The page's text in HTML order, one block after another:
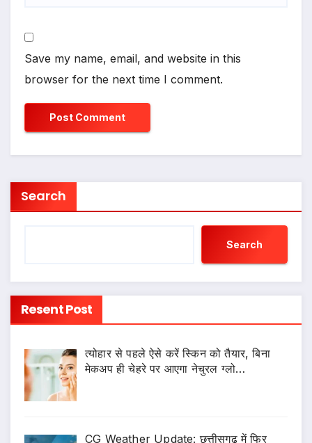
Save my name, email, and website in this
browser for the next time I comment.
Search
Search
Resent Post
त्योहार से पहले ऐसे करें स्किन को तैयार, बिना
मेकअप ही चेहरे पर आएगा नेचुरल ग्लो…
CG Weather Update: छत्तीसगढ़ में फिर